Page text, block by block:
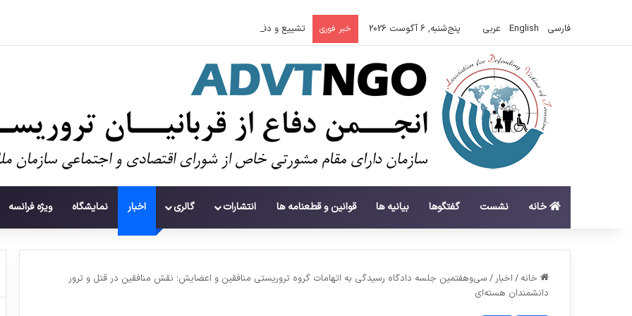
فارسی English عربي پنج‌شنبه, 6 آگوست 2026 خبر فوری تشییع و دفن ۱۱۲ شهید در غزه پس از سه سال
خانه نشست گفتگوها بیانیه ها قوانین و قطعنامه ها انتشارات گالری اخبار نمایشگاه ویژه فرانسه
خانه / اخبار/ سی‌وهفتمین جلسه دادگاه رسیدگی به اتهامات گروه تروریستی منافقین و اعضایش؛ نقش منافقین در قتل و ترور
دانشمندان هسته‌ای